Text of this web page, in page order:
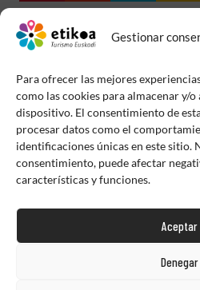
Gestionar
Para ofrecer las mejores
como las cookies para almacenar y/
dispositivo. El consentimiento de
procesar datos como el
identificaciones únicas en este sitio.
consentimiento, puede afectar
características y funciones.
Aceptar
Denegar